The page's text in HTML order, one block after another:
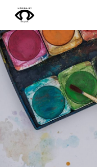
Siirry
sivun
sisältöön
Inspira ry